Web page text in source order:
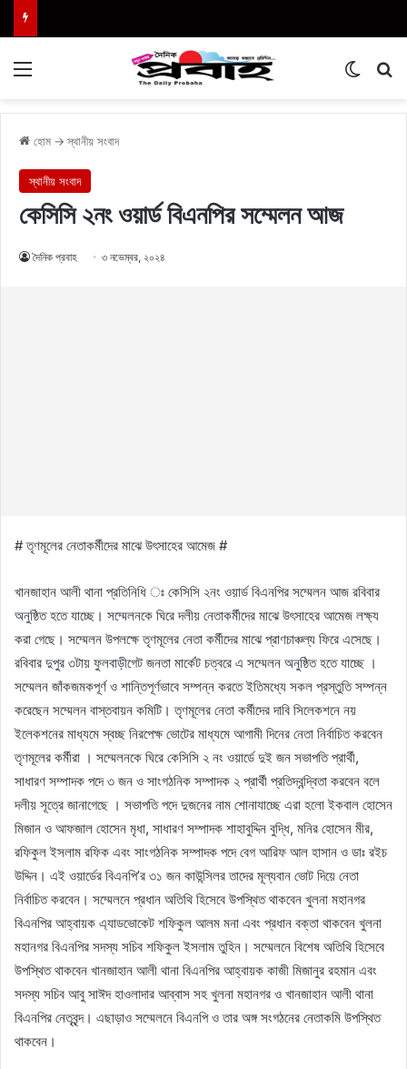
হোম → স্থানীয় সংবাদ
স্থানীয় সংবাদ
কেসিসি ২নং ওয়ার্ড বিএনপির সম্মেলন আজ
দৈনিক প্রবাহ ৩ নভেম্বর, ২০২৪
# তৃণমূলের নেতাকর্মীদের মাঝে উৎসাহের আমেজ #
খানজাহান আলী থানা প্রতিনিধি ঃ কেসিসি ২নং ওয়ার্ড বিএনপির সম্মেলন আজ রবিবার
অনুষ্ঠিত হতে যাচ্ছে। সম্মেলনকে ঘিরে দলীয় নেতাকর্মীদের মাঝে উৎসাহের আমেজ লক্ষ্য
করা গেছে। সম্মেলন উপলক্ষে তৃণমূলের নেতা কর্মীদের মাঝে প্রাণচাঞ্চল্য ফিরে এসেছে।
রবিবার দুপুর ৩টায় ফুলবাড়ীগেট জনতা মার্কেট চত্বরে এ সম্মেলন অনুষ্ঠিত হতে যাচ্ছে ।
সম্মেলন জাঁকজমকপূর্ণ ও শান্তিপূর্ণভাবে সম্পন্ন করতে ইতিমধ্যে সকল প্রস্তুতি সম্পন্ন
করেছেন সম্মেলন বাস্তবায়ন কমিটি। তৃণমূলের নেতা কর্মীদের দাবি সিলেকশনে নয়
ইলেকশনের মাধ্যমে স্বচ্ছ নিরপেক্ষ ভোটের মাধ্যমে আগামী দিনের নেতা নির্বাচিত করবেন
তৃণমূলের কর্মীরা । সম্মেলনকে ঘিরে কেসিসি ২ নং ওয়ার্ডে দুই জন সভাপতি প্রার্থী,
সাধারণ সম্পাদক পদে ৩ জন ও সাংগঠনিক সম্পাদক ২ প্রার্থী প্রতিদ্বন্দ্বিতা করবেন বলে
দলীয় সূত্রে জানাগেছে । সভাপতি পদে দুজনের নাম শোনাযাচ্ছে এরা হলো ইকবাল হোসেন
মিজান ও আফজাল হোসেন মৃধা, সাধারণ সম্পাদক শাহাবুদ্দিন বুদ্ধি, মনির হোসেন মীর,
রফিকুল ইসলাম রফিক এবং সাংগঠনিক সম্পাদক পদে বেগ আরিফ আল হাসান ও ডাঃ রইচ
উদ্দিন। এই ওয়ার্ডের বিএনপি’র ৩১ জন কাউন্সিলর তাদের মূল্যবান ভোট দিয়ে নেতা
নির্বাচিত করবেন। সম্মেলনে প্রধান অতিথি হিসেবে উপস্থিত থাকবেন খুলনা মহানগর
বিএনপির আহ্বায়ক এ্যাডভোকেট শফিকুল আলম মনা এবং প্রধান বক্তা থাকবেন খুলনা
মহানগর বিএনপির সদস্য সচিব শফিকুল ইসলাম তুহিন। সম্মেলনে বিশেষ অতিথি হিসেবে
উপস্থিত থাকবেন খানজাহান আলী থানা বিএনপির আহ্বায়ক কাজী মিজানুর রহমান এবং
সদস্য সচিব আবু সাঈদ হাওলাদার আব্বাস সহ খুলনা মহানগর ও খানজাহান আলী থানা
বিএনপির নেতৃবৃন্দ। এছাড়াও সম্মেলনে বিএনপি ও তার অঙ্গ সংগঠনের নেতাকমি উপস্থিত
থাকবেন।